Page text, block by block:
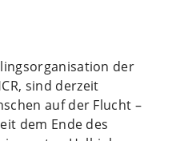
der
sind derzeit
auf der Flucht –
dem Ende des